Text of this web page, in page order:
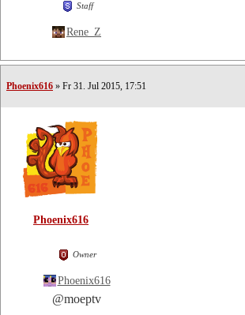
Staff
Rene_Z
Phoenix616 » Fr 31. Jul 2015, 17:51
Phoenix616
Owner
Phoenix616
@moeptv